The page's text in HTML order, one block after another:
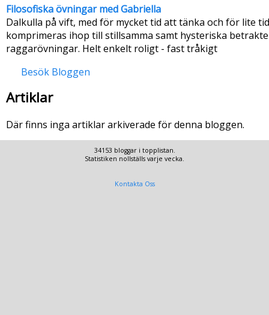
Filosofiska övningar med Gabriella
Dalkulla på vift, med för mycket tid att tänka och för lite
komprimeras ihop till stillsamma samt hysteriska
raggarövningar. Helt enkelt roligt - fast tråkigt
Besök Bloggen
Artiklar
Där finns inga artiklar arkiverade för denna bloggen.
34153 bloggar i topplistan.
Statistiken nollställs varje vecka.
Kontakta Oss